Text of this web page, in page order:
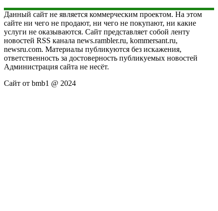
Данный сайт не является коммерческим проектом. На этом
сайте ни чего не продают, ни чего не покупают, ни какие
услуги не оказываются. Сайт представляет собой ленту
новостей RSS канала news.rambler.ru, kommersant.ru,
newsru.com. Материалы публикуются без искажения,
ответственность за достоверность публикуемых новостей
Администрация сайта не несёт.
Сайт от bmb1 @ 2024